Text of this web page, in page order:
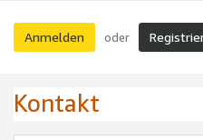
Anmelden oder
Kontakt